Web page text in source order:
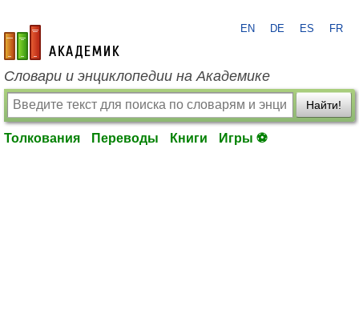
academic.ru
EN DE ES FR
Словари и энциклопедии на Академике
Найти!
Толкования Переводы Книги Игры ⚽